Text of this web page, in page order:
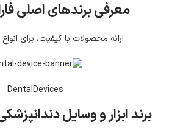
معرفی برندهای اصلی
ارائه محصولات با کیفیت، برای
DentalDevices
برند ابزار و وسایل